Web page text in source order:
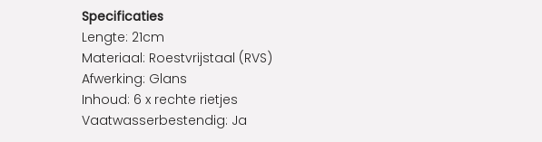
Specificaties
Lengte: 21cm
Materiaal: Roestvrijstaal (RVS)
Afwerking: Glans
Inhoud: 6 x rechte rietjes
Vaatwasserbestendig: Ja